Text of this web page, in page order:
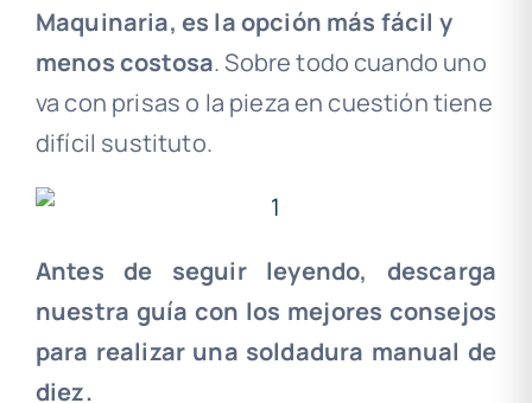
Maquinaria, es la opción más fácil y
menos costosa. Sobre todo cuando uno
va con prisas o la pieza en cuestión tiene
difícil sustituto.
Antes de seguir leyendo, descarga
nuestra guía con los mejores consejos
para realizar una soldadura manual de
diez.